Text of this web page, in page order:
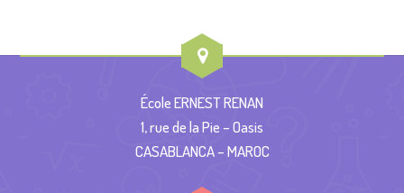
École ERNEST RENAN
1, rue de la Pie – Oasis
CASABLANCA – MAROC